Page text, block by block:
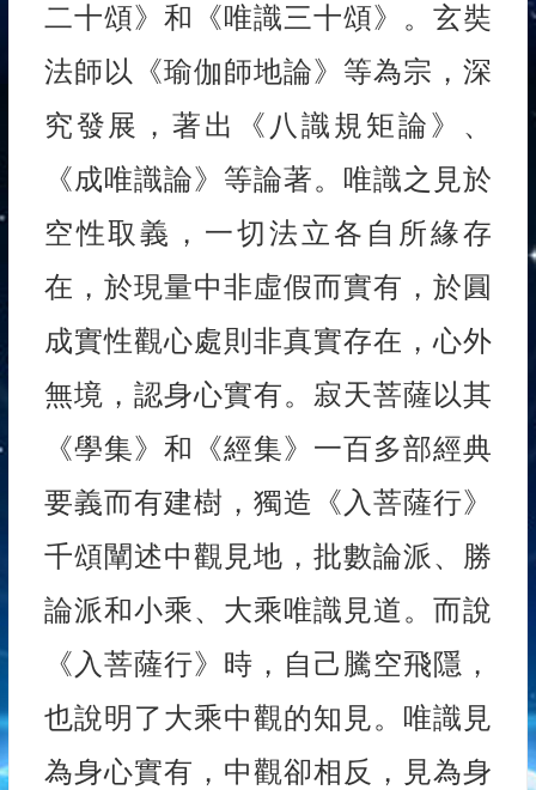
二十頌》和《唯識三十頌》。玄奘
法師以《瑜伽師地論》等為宗，深
究發展，著出《八識規矩論》、
《成唯識論》等論著。唯識之見於
空性取義，一切法立各自所緣存
在，於現量中非虛假而實有，於圓
成實性觀心處則非真實存在，心外
無境，認身心實有。寂天菩薩以其
《學集》和《經集》一百多部經典
要義而有建樹，獨造《入菩薩行》
千頌闡述中觀見地，批數論派、勝
論派和小乘、大乘唯識見道。而說
《入菩薩行》時，自己騰空飛隱，
也說明了大乘中觀的知見。唯識見
為身心實有，中觀卻相反，見為身